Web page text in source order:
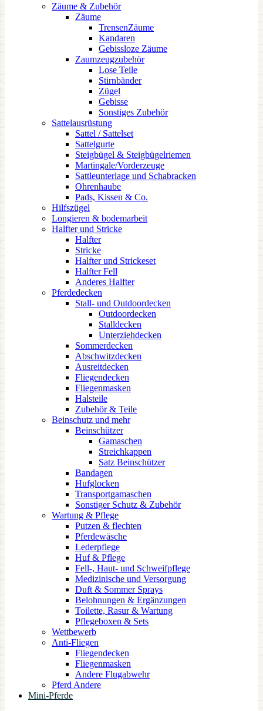
Zäume & Zubehör
Zäume
TrensenZäume
Kandaren
Gebissloze Zäume
Zaumzeugzubehör
Lose Teile
Stirnbänder
Zügel
Gebisse
Sonstiges Zubehör
Sattelausrüstung
Sattel / Sattelset
Sattelgurte
Steigbügel & Steigbügelriemen
Martingale/Vorderzeuge
Sattleunterlage und Schabracken
Ohrenhaube
Pads, Kissen & Co.
Hilfszügel
Longieren & bodemarbeit
Halfter und Stricke
Halfter
Stricke
Halfter und Strickeset
Halfter Fell
Anderes Halfter
Pferdedecken
Stall- und Outdoordecken
Outdoordecken
Stalldecken
Unterziehdecken
Sommerdecken
Abschwitzdecken
Ausreitdecken
Fliegendecken
Fliegenmasken
Halsteile
Zubehör & Teile
Beinschutz und mehr
Beinschützer
Gamaschen
Streichkappen
Satz Beinschützer
Bandagen
Hufglocken
Transportgamaschen
Sonstiger Schutz & Zubehör
Wartung & Pflege
Putzen & flechten
Pferdewäsche
Lederpflege
Huf & Pflege
Fell-, Haut- und Schweifpflege
Medizinische und Versorgung
Duft & Sommer Sprays
Belohnungen & Ergänzungen
Toilette, Rasur & Wartung
Pflegeboxen & Sets
Wettbewerb
Anti-Fliegen
Fliegendecken
Fliegenmasken
Andere Flugabwehr
Pferd Andere
Mini-Pferde